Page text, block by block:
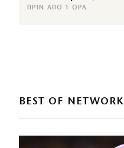
ΠΡΙΝ ΑΠΌ 1 ΏΡΑ
BEST OF NETWORK